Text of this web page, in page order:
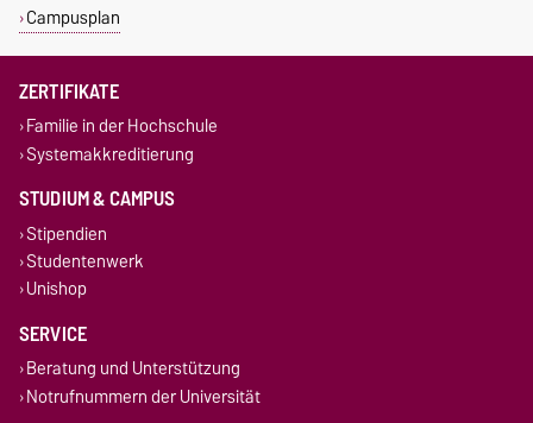
Campusplan
ZERTIFIKATE
Familie in der Hochschule
Systemakkreditierung
STUDIUM & CAMPUS
Stipendien
Studentenwerk
Unishop
SERVICE
Beratung und Unterstützung
Notrufnummern der Universität